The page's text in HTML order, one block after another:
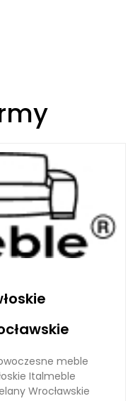
meble
Italmeble
Wrocławskie